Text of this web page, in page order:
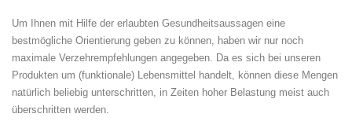
Um Ihnen mit Hilfe der erlaubten Gesundheitsaussagen eine
bestmögliche Orientierung geben zu können, haben wir nur noch
maximale Verzehrempfehlungen angegeben. Da es sich bei unseren
Produkten um (funktionale) Lebensmittel handelt, können diese Mengen
natürlich beliebig unterschritten, in Zeiten hoher Belastung meist auch
überschritten werden.